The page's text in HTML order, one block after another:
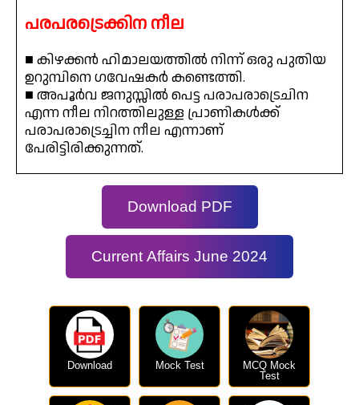
പരപരട്രെക്കിന നീല
■ കിഴക്കൻ ഹിമാലയത്തിൽ നിന്ന് ഒരു പുതിയ
ഉറുമ്പിനെ ഗവേഷകർ കണ്ടെത്തി.
■ അപൂർവ ജനുസ്സിൽ പെട്ട പരാപരാട്രെചിന
എന്ന നീല നിറത്തിലുള്ള പ്രാണികൾക്ക്
പരാപരാട്രെച്ചിന നീല എന്നാണ്
പേരിട്ടിരിക്കുന്നത്.
Download PDF
Current Affairs June 2024
Download Mock Test
MCQ Mock
Test